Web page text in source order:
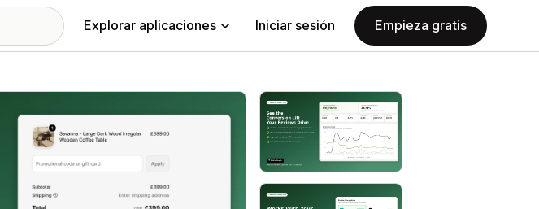
Explorar aplicaciones Iniciar sesión Empieza gratis